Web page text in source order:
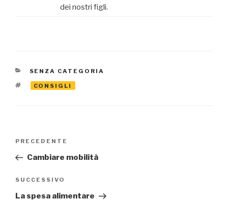
dei nostri figli.
CATEGORIE
SENZA CATEGORIA
TAG
CONSIGLI
Articolo
precedente:
PRECEDENTE
Cambiare mobilità
Articolo
successivo
SUCCESSIVO
La spesa alimentare